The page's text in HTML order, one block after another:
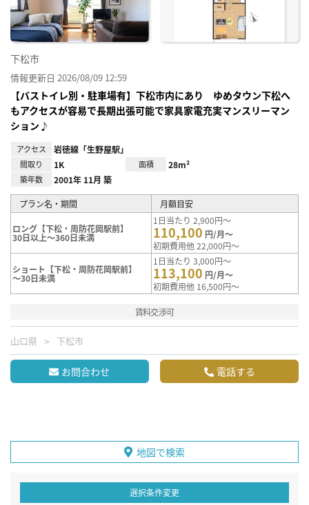
下松市
情報更新日 2026/08/09 12:59
【バストイレ別・駐車場有】下松市内にあり ゆめタウン下松へ
もアクセスが容易で長期出張可能で家具家電充実マンスリーマン
ション♪
アクセス 岩徳線「生野屋駅」
間取り 1K 面積 28m²
築年数 2001年 11月 築
プラン名・期間 月額目安
ロング【下松・周防花岡駅前】
30日以上～360日未満
1日当たり 2,900円～
110,100 円/月～
初期費用他 22,000円～
ショート【下松・周防花岡駅前】
～30日未満
1日当たり 3,000円～
113,100 円/月～
初期費用他 16,500円～
賃料交渉可
山口県 下松市
お問合わせ 電話する
地図で検索
選択条件変更